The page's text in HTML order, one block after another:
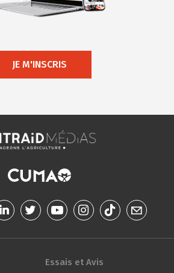
JE M'INSCRIS
Essais et Avis